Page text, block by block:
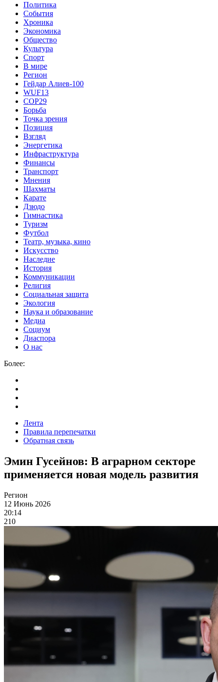
Политика
События
Хроника
Экономика
Общество
Культура
Спорт
В мире
Регион
Гейдар Алиев-100
WUF13
COP29
Борьба
Точка зрения
Позиция
Взгляд
Энергетика
Инфраструктура
Финансы
Транспорт
Мнения
Шахматы
Карате
Дзюдо
Гимнастика
Туризм
Футбол
Театр, музыка, кино
Искусство
Наследие
История
Коммуникации
Религия
Социальная защита
Экология
Наука и образование
Медиа
Социум
Диаспора
О нас
Более:
Лента
Правила перепечатки
Обратная связь
Эмин Гусейнов: В аграрном секторе
применяется новая модель развития
Регион
12 Июнь 2026
20:14
210